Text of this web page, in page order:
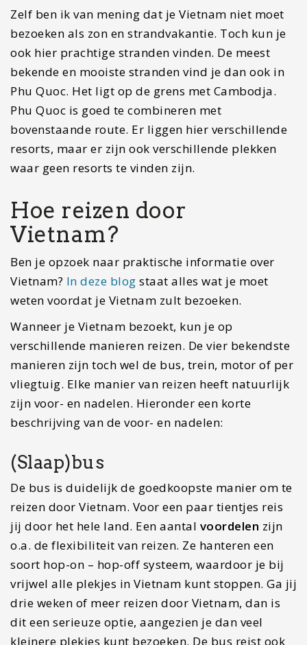
manieren zijn toch wel de bus, trein, motor of per
vliegtuig. Elke manier van reizen heeft natuurlijk
zijn voor- en nadelen. Hieronder een korte
beschrijving van de voor- en nadelen:
(Slaap)bus
De bus is duidelijk de goedkoopste manier om te
reizen door Vietnam. Voor een paar tientjes reis
jij door het hele land. Een aantal
soort hop-on – hop-off systeem, waardoor je bij
vrijwel alle plekjes in Vietnam kunt stoppen. Ga jij
dit een serieuze optie, aangezien je dan veel
kleinere plekjes kunt bezoeken. De bus reist ook
vaak in de nacht, waardoor je geen tijd verspilt en
de volgende ochtend uitgerust op je bestemming
aan komt. De bus heeft ook een aantalnadelen.
Zo zijn de slaapplekken gemaakt voor de lengte
van Vietnamezen. Ben je langer dan 1,80 meter,
dan kan het zijn dat je niet optimaal in de tubes
past, waar je in moet slapen.
(Nacht)trein
Je kunt er ook voor kiezen om de trein te pakken,
die vaak in de nacht reist. Voordelenvan de
nachttrein zijn dat je in een bed kunt slapen in de
trein. Je komt daarbij uitgerust aan op je
bestemming en je slaapt met maximaal vier
mensen in een ruimte. Mogelijknadelenzijn de
veiligheid en de prijs. De prijzen van de
nachttrein zijn duidelijk hoger. Ook wordt de
veiligheid vaak in twijfel genomen. Het is